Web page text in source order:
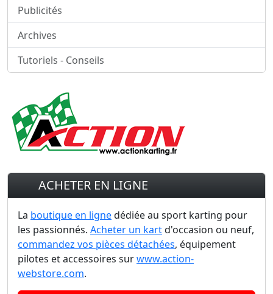
Publicités
Archives
Tutoriels - Conseils
ACHETER EN LIGNE
La boutique en lignedédiée au sport karting pour
les passionnés. Acheter un kartd'occasion ou neuf,
commandez vos pièces détachées, équipement
pilotes et accessoires surwww.action-
webstore.com.